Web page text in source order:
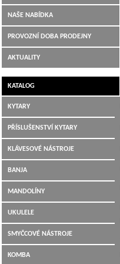
NAŠE NABÍDKA
PROVOZNÍ DOBA PRODEJNY
AKTUALITY
KATALOG
KYTARY
PŘÍSLUŠENSTVÍ KYTARY
KLÁVESOVÉ NÁSTROJE
BANJA
MANDOLÍNY
UKULELE
SMYČCOVÉ NÁSTROJE
KOMBA